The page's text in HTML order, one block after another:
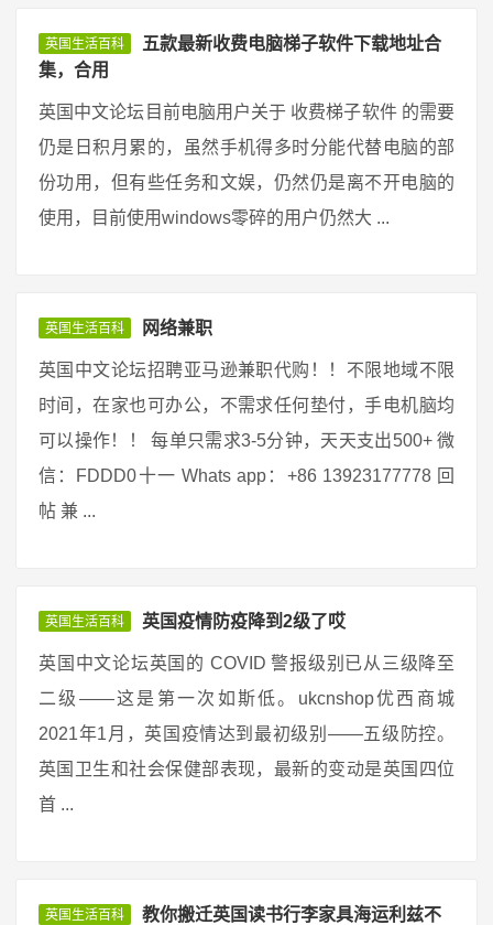
英国生活百科
五款最新收费电脑梯子软件下载地址合
集，合用
英国中文论坛目前电脑用户关于 收费梯子软件 的需要
仍是日积月累的，虽然手机得多时分能代替电脑的部
份功用，但有些任务和文娱，仍然仍是离不开电脑的
使用，目前使用windows零碎的用户仍然大 ...
英国生活百科 网络兼职
英国中文论坛招聘亚马逊兼职代购！！不限地域不限
时间，在家也可办公，不需求任何垫付，手电机脑均
可以操作！！ 每单只需求3-5分钟，天天支出500+ 微
信：FDDD0十一 Whats app：+86 13923177778 回
帖 兼 ...
英国生活百科 英国疫情防疫降到2级了哎
英国中文论坛英国的 COVID 警报级别已从三级降至
二级——这是第一次如斯低。ukcnshop优西商城
2021年1月，英国疫情达到最初级别——五级防控。
英国卫生和社会保健部表现，最新的变动是英国四位
首 ...
英国生活百科
教你搬迁英国读书行李家具海运利兹不